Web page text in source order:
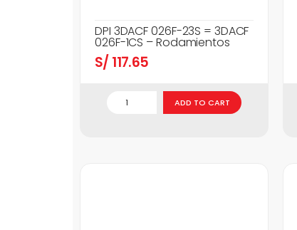
DPI 3DACF 026F-23S = 3DACF
026F-1CS – Rodamientos
S/ 117.65
ADD TO CART